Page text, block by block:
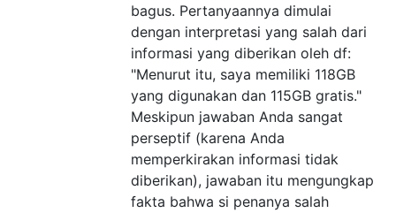
bagus. Pertanyaannya dimulai
dengan interpretasi yang salah dari
informasi yang diberikan oleh df:
"Menurut itu, saya memiliki 118GB
yang digunakan dan 115GB gratis."
Meskipun jawaban Anda sangat
perseptif (karena Anda
memperkirakan informasi tidak
diberikan), jawaban itu mengungkap
fakta bahwa si penanya salah